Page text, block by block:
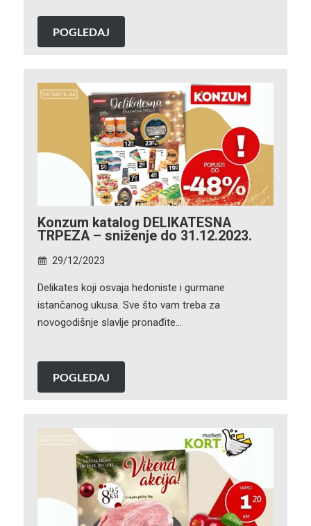
POGLEDAJ
Konzum katalog DELIKATESNA
TRPEZA – sniženje do 31.12.2023.
29/12/2023
Delikates koji osvaja hedoniste i gurmane
istančanog ukusa. Sve što vam treba za
novogodišnje slavlje pronađite…
POGLEDAJ